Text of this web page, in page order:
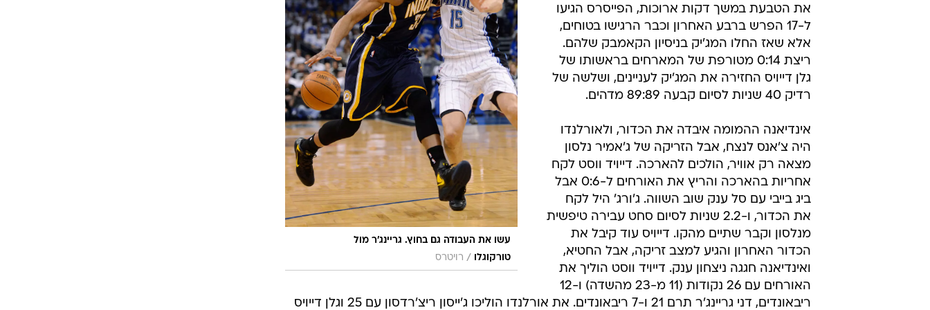
עשו את העבודה גם בחוץ. גריינג'ר מול
טורקוגלו
/ רויטרס
את הטבעת במשך דקות ארוכות, הפייסרס הגיעו
ל-17 הפרש ברבע האחרון וכבר הרגישו בטוחים,
אלא שאז החלו המג'יק בניסיון הקאמבק שלהם.
ריצת 0:14 מטורפת של המארחים בראשותו של
גלן דייויס החזירה את המג'יק לעניינים, ושלשה של
רדיק 40 שניות לסיום קבעה 89:89 מדהים.
אינדיאנה ההמומה איבדה את הכדור, ולאורלנדו
היה צ'אנס לנצח, אבל הזריקה של ג'אמיר נלסון
מצאה רק אוויר, הולכים להארכה. דייויד ווסט לקח
אחריות בהארכה והריץ את האורחים ל-0:6 אבל
ביג בייבי עם סל ענק שוב השווה. ג'ורג' היל לקח
את הכדור, ו-2.2 שניות לסיום סחט עבירה טיפשית
מנלסון וקבר שתיים מהקו. דייויס עוד קיבל את
הכדור האחרון והגיע למצב זריקה, אבל החטיא,
ואינדיאנה חגגה ניצחון ענק. דייויד ווסט הוליך את
האורחים עם 26 נקודות (11 מ-23 מהשדה) ו-12
ריבאונדים, דני גריינג'ר תרם 21 ו-7 ריבאונדים. את אורלנדו הוליכו ג'ייסון ריצ'רדסון עם 25 וגלן דייויס